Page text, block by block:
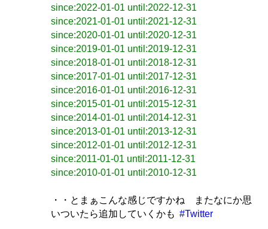
since:2022-01-01 until:2022-12-31
since:2021-01-01 until:2021-12-31
since:2020-01-01 until:2020-12-31
since:2019-01-01 until:2019-12-31
since:2018-01-01 until:2018-12-31
since:2017-01-01 until:2017-12-31
since:2016-01-01 until:2016-12-31
since:2015-01-01 until:2015-12-31
since:2014-01-01 until:2014-12-31
since:2013-01-01 until:2013-12-31
since:2012-01-01 until:2012-12-31
since:2011-01-01 until:2011-12-31
since:2010-01-01 until:2010-12-31
・・とまぁこんな感じですかね またなにか思
いついたら追加していくかも #Twitter